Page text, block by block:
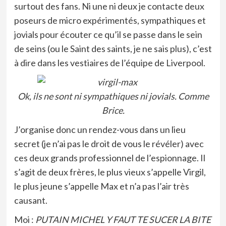
surtout des fans. Ni une ni deux je contacte deux
poseurs de micro expérimentés, sympathiques et
jovials pour écouter ce qu’il se passe dans le sein
de seins (ou le Saint des saints, je ne sais plus), c’est
à dire dans les vestiaires de l’équipe de Liverpool.
Ok, ils ne sont ni sympathiques ni jovials. Comme
Brice.
J’organise donc un rendez-vous dans un lieu
secret (je n’ai pas le droit de vous le révéler) avec
ces deux grands professionnel de l’espionnage. Il
s’agit de deux frères, le plus vieux s’appelle Virgil,
le plus jeune s’appelle Max et n’a pas l’air très
causant.
Moi : PUTAIN MICHEL Y FAUT TE SUCER LA BITE